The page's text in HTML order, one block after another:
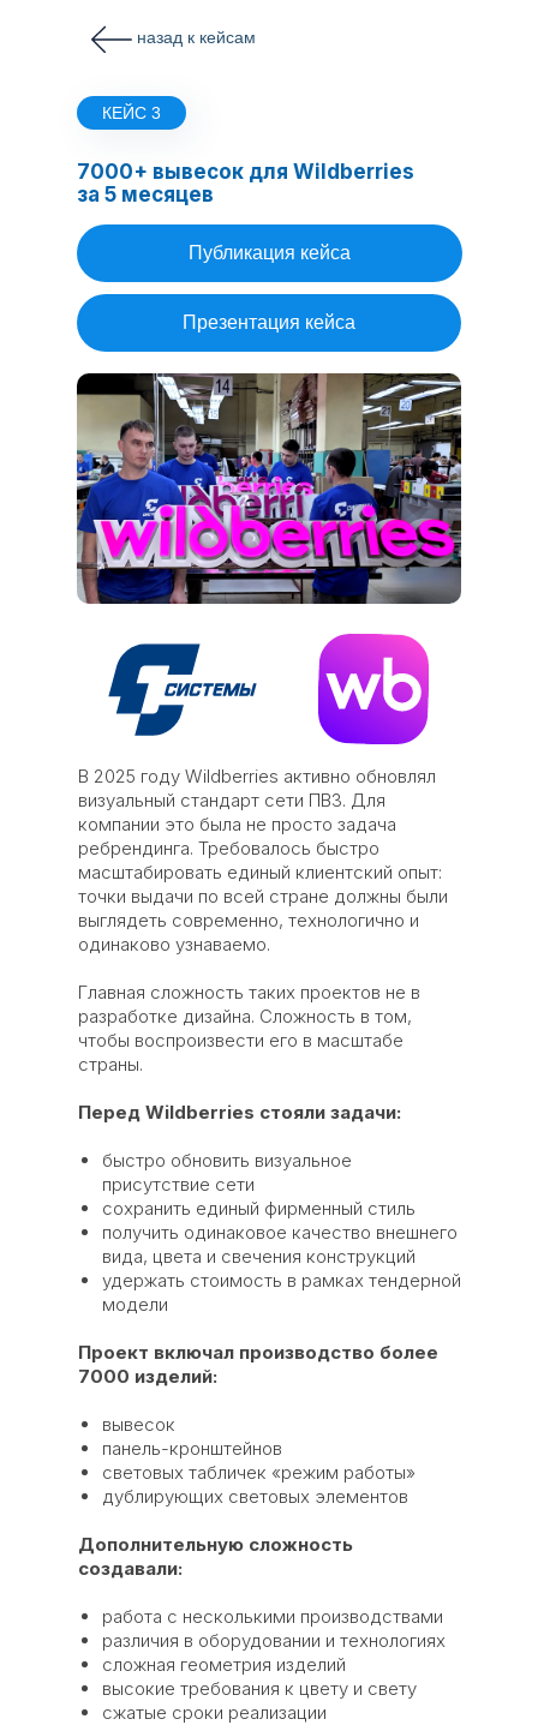
назад к кейсам
7000+ вывесок для Wildberries
за 5 месяцев
В 2025 году Wildberries активно обновлял
визуальный стандарт сети ПВЗ. Для
компании это была не просто задача
ребрендинга. Требовалось быстро
масштабировать единый клиентский опыт:
точки выдачи по всей стране должны были
выглядеть современно, технологично и
одинаково узнаваемо.
Главная сложность таких проектов не в
разработке дизайна. Сложность в том,
чтобы воспроизвести его в масштабе
страны.
Перед Wildberries стояли задачи:
быстро обновить визуальное
присутствие сети
сохранить единый фирменный стиль
получить одинаковое качество внешнего
вида, цвета и свечения конструкций
удержать стоимость в рамках тендерной
модели
Проект включал производство более
7000 изделий:
вывесок
панель-кронштейнов
световых табличек «режим работы»
дублирующих световых элементов
Дополнительную сложность
создавали:
работа с несколькими производствами
различия в оборудовании и технологиях
сложная геометрия изделий
высокие требования к цвету и свету
сжатые сроки реализации
КЕЙС 3
Публикация кейса
Презентация кейса